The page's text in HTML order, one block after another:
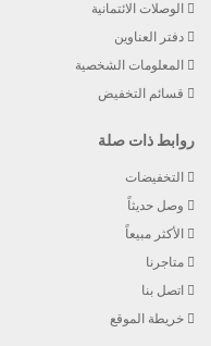
الوصلات الائتمانية
دفتر العناوين
المعلومات الشخصية
قسائم التخفيض
روابط ذات صلة
التخفيضات
وصل حديثاً
الأكثر مبيعاً
متاجرنا
اتصل بنا
خريطة الموقع